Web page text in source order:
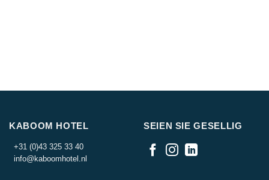
KABOOM HOTEL
+31 (0)43 325 33 40
info@kaboomhotel.nl
SEIEN SIE GESELLIG